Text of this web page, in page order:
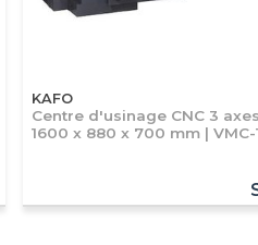
KAFO
Centre d'usinage CNC 3
1600 x 880 x 700 mm | VMC-